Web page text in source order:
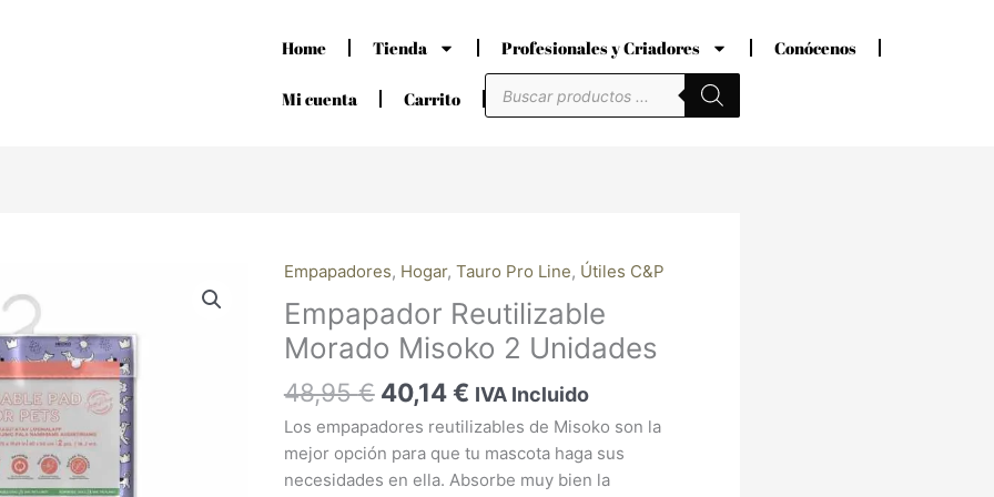
Home Tienda Profesionales y Criadores Conócenos
Mi cuenta Carrito
Búsqueda
de
productos
Empapadores, Hogar, Tauro Pro Line, Útiles C&P
Empapador Reutilizable
Morado Misoko 2 Unidades
48,95€
El
precio
original
era:
48,95 €.
40,14€
El
precio
actual
es:
40,14 €.
IVA Incluido
Los empapadores reutilizables de Misoko son la
mejor opción para que tu mascota haga sus
necesidades en ella. Absorbe muy bien la
Empapador
Reutilizable
Morado
Misoko
2
Unidades
cantidad